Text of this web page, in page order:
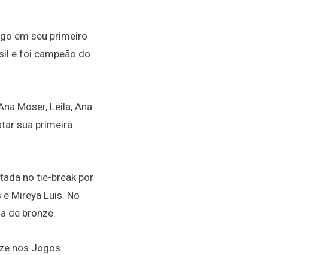
em seu primeiro
e foi campeão do
Moser, Leila, Ana
sua primeira
no tie-break por
Mireya Luis. No
de bronze.
nos Jogos